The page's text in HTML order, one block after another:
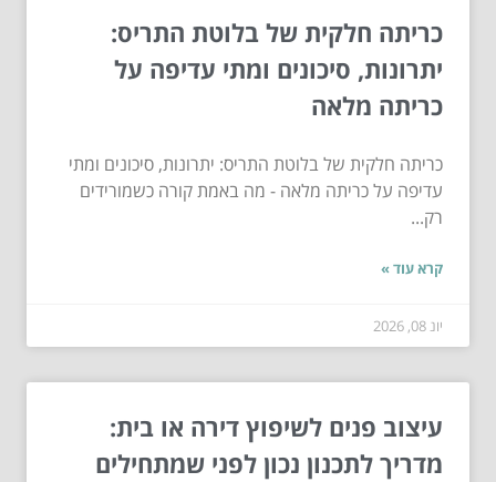
כריתה חלקית של בלוטת התריס:
יתרונות, סיכונים ומתי עדיפה על
כריתה מלאה
כריתה חלקית של בלוטת התריס: יתרונות, סיכונים ומתי
עדיפה על כריתה מלאה - מה באמת קורה כשמורידים
רק...
קרא עוד »
יונ 08, 2026
עיצוב פנים לשיפוץ דירה או בית:
מדריך לתכנון נכון לפני שמתחילים